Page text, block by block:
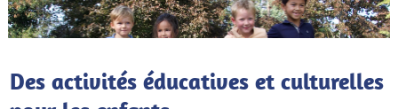
Des activités éducatives et culturelles